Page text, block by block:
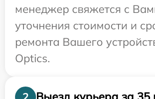
менеджер свяжется с
уточнения стоимости и
ремонта Вашего
Optics.